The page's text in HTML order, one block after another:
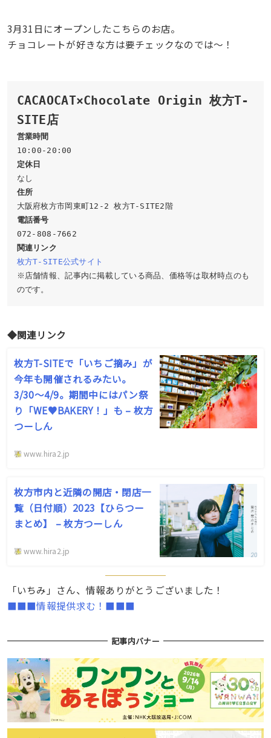
3月31日にオープンしたこちらのお店。
チョコレートが好きな方は要チェックなのでは〜！
CACAOCAT×Chocolate Origin 枚方T-
SITE店
営業時間
定休日
住所
大阪府枚方市岡東町12-2 枚方T-SITE2階
電話番号
関連リンク
枚方T-SITE公式サイト
※店舗情報、記事内に掲載している商品、価格等は取材時点のも
のです。
◆関連リンク
枚方T-SITEで「いちご摘み」が
今年も開催されるみたい。
3/30〜4/9。期間中にはパン祭
り「WE♥BAKERY！」も – 枚方
つーしん
www.hira2.jp
枚方市内と近隣の開店・閉店一
覧（日付順）2023【ひらつー
まとめ】 – 枚方つーしん
www.hira2.jp
「いちみ」さん、情報ありがとうございました！
■■■情報提供求む！■■■
記事内バナー